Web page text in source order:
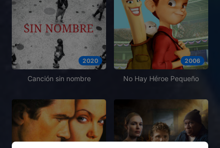
2020
Canción sin nombre
2006
No Hay Héroe Pequeño